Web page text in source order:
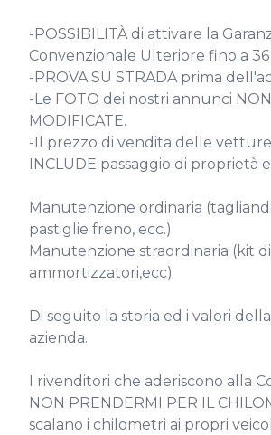
-POSSIBILITÀ di attivare la
Convenzionale Ulteriore fino a 36
-PROVA SU STRADA prima
-Le FOTO dei nostri annunci
MODIFICATE.
-Il prezzo di vendita delle
INCLUDE passaggio di proprietà
Manutenzione ordinaria
pastiglie freno, ecc.)
Manutenzione straordinaria (kit
ammortizzatori,ecc)
Di seguito la storia ed i valori
azienda.
I rivenditori che aderiscono alla
NON PRENDERMI PER IL
scalano i chilometri ai propri